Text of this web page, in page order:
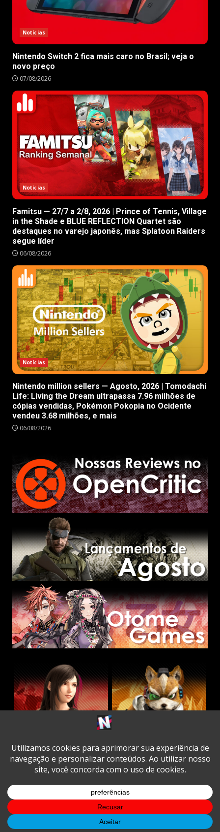
Notícias
Nintendo Switch 2 fica mais caro no Brasil; veja o
novo preço
07/08/2026
Notícias
Famitsu — 27/7 a 2/8, 2026 | Prince of Tennis, Village
in the Shade e BLUE REFLECTION Quartet são
destaques no varejo japonês, mas Splatoon Raiders
segue líder
06/08/2026
Notícias
Nintendo million sellers — Agosto, 2026 | Tomodachi
Life: Living the Dream ultrapassa 7.96 milhões de
cópias vendidas, Pokémon Pokopia no Ocidente
vendeu 3.68 milhões, e mais
06/08/2026
TwitterFacebook
Instagram
YoutubeSpotifyCookie
Policy
Copyright © All rights reserved.|DarkNewsby AF
themes.